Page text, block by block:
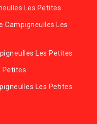
Les Petites
Campigneulles Les
Les Petites
Petites
Les Petites